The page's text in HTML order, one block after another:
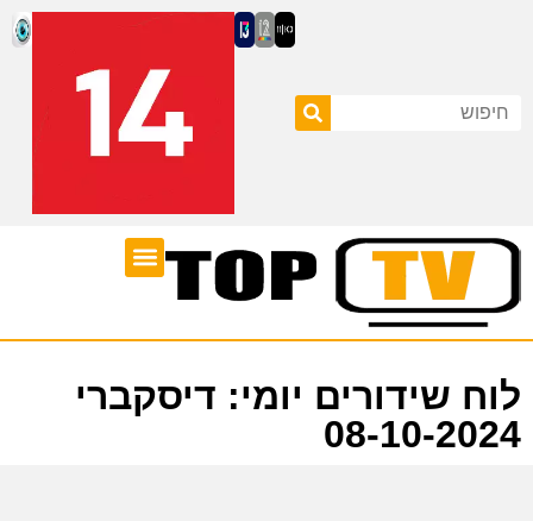
לוח שידורים יומי: דיסקברי
08-10-2024